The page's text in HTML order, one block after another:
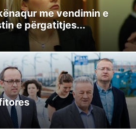
me vendimin e
e përgatitjes...